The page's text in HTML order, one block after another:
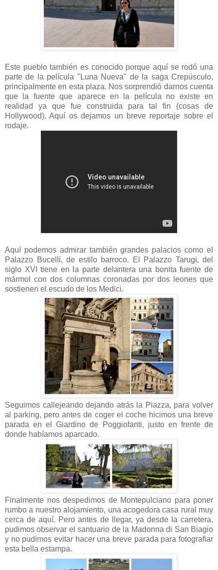
Este pueblo también es conocido porque aquí se rodó una
parte de la película "Luna Nueva" de la saga Crepúsculo,
principalmente en esta plaza. Nos sorprendió darnos cuenta
que la fuente que aparece en la película no existe en
realidad ya que fue construida para tal fin (cosas de
Hollywood). Aquí os dejamos un breve reportaje sobre el
rodaje.
Aquí podemos admirar también grandes palacios como el
Palazzo Bucelli, de estilo barroco. El Palazzo Tarugi, del
siglo XVI tiene en la parte delantera una bonita fuente de
mármol con dos columnas coronadas por dos leones que
sostienen el escudo de los Medici.
Seguimos callejeando dejando atrás la Piazza, para volver
al parking, pero antes de coger el coche hicimos una breve
parada en el Giardino de Poggiofanti, justo en frente de
donde habíamos aparcado.
Finalmente nos despedimos de Montepulciano para poner
rumbo a nuestro alojamiento, una acogedora casa rural muy
cerca de aquí. Pero antes de llegar, ya desde la carretera,
pudimos observar el santuario de la Madonna di San Biagio
y no pudimos evitar hacer una breve parada para fotografiar
esta bella estampa.